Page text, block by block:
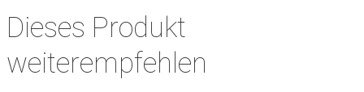
Dieses Produkt
weiterempfehlen